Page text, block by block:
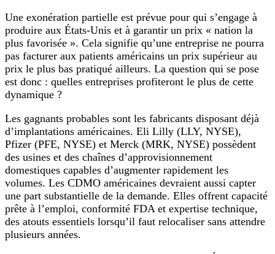
Une exonération partielle est prévue pour qui s’engage à
produire aux États‑Unis et à garantir un prix « nation la
plus favorisée ». Cela signifie qu’une entreprise ne pourra
pas facturer aux patients américains un prix supérieur au
prix le plus bas pratiqué ailleurs. La question qui se pose
est donc : quelles entreprises profiteront le plus de cette
dynamique ?
Les gagnants probables sont les fabricants disposant déjà
d’implantations américaines. Eli Lilly (LLY, NYSE),
Pfizer (PFE, NYSE) et Merck (MRK, NYSE) possèdent
des usines et des chaînes d’approvisionnement
domestiques capables d’augmenter rapidement les
volumes. Les CDMO américaines devraient aussi capter
une part substantielle de la demande. Elles offrent capacité
prête à l’emploi, conformité FDA et expertise technique,
des atouts essentiels lorsqu’il faut relocaliser sans attendre
plusieurs années.